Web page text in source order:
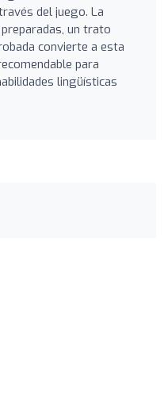
del juego. La
un trato
convierte a esta
para
lingüísticas